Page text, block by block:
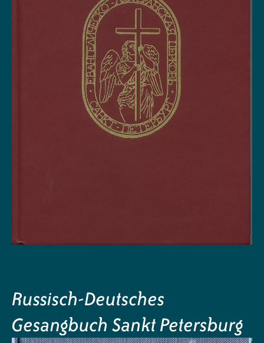
Russisch-Deutsches
Gesangbuch Sankt Petersburg